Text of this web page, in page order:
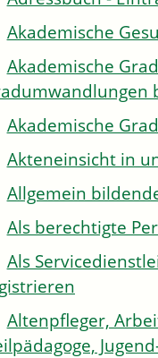
Akademische
Akademische
Akademische
Akteneinsicht in
Allgemein
Als berechtigte
Als
Altenpfleger,